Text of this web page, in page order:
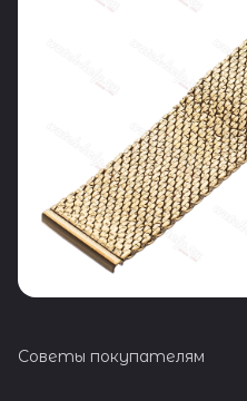
Советы покупателям